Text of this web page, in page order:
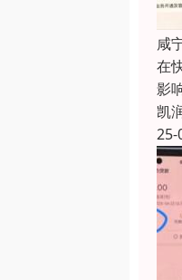
咸
在
影
凯
25-